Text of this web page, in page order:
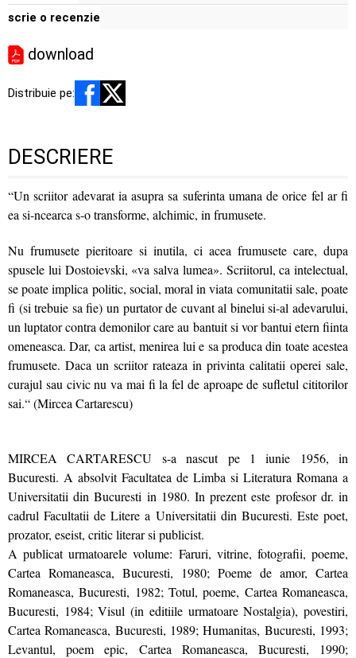
scrie o recenzie
download
Distribuie pe:
DESCRIERE
“Un scriitor adevarat ia asupra sa suferinta umana de orice fel ar fi
ea si-ncearca s-o transforme, alchimic, in frumusete.
Nu frumusete pieritoare si inutila, ci acea frumusete care, dupa
spusele lui Dostoievski, «va salva lumea». Scriitorul, ca intelectual,
se poate implica politic, social, moral in viata comunitatii sale, poate
fi (si trebuie sa fie) un purtator de cuvant al binelui si-al adevarului,
un luptator contra demonilor care au bantuit si vor bantui etern fiinta
omeneasca. Dar, ca artist, menirea lui e sa produca din toate acestea
frumusete. Daca un scriitor rateaza in privinta calitatii operei sale,
curajul sau civic nu va mai fi la fel de aproape de sufletul cititorilor
sai.“ (Mircea Cartarescu)
MIRCEA CARTARESCU s-a nascut pe 1 iunie 1956, in
Bucuresti. A absolvit Facultatea de Limba si Literatura Romana a
Universitatii din Bucuresti in 1980. In prezent este profesor dr. in
cadrul Facultatii de Litere a Universitatii din Bucuresti. Este poet,
prozator, eseist, critic literar si publicist.
A publicat urmatoarele volume: Faruri, vitrine, fotografii, poeme,
Cartea Romaneasca, Bucuresti, 1980; Poeme de amor, Cartea
Romaneasca, Bucuresti, 1982; Totul, poeme, Cartea Romaneasca,
Bucuresti, 1984; Visul (in editiile urmatoare Nostalgia), povestiri,
Cartea Romaneasca, Bucuresti, 1989; Humanitas, Bucuresti, 1993;
Levantul, poem epic, Cartea Romaneasca, Bucuresti, 1990;